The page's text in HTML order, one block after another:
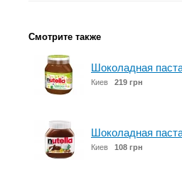
Смотрите также
Шоколадная
Киев 219 грн
Шоколадная
Киев 108 грн